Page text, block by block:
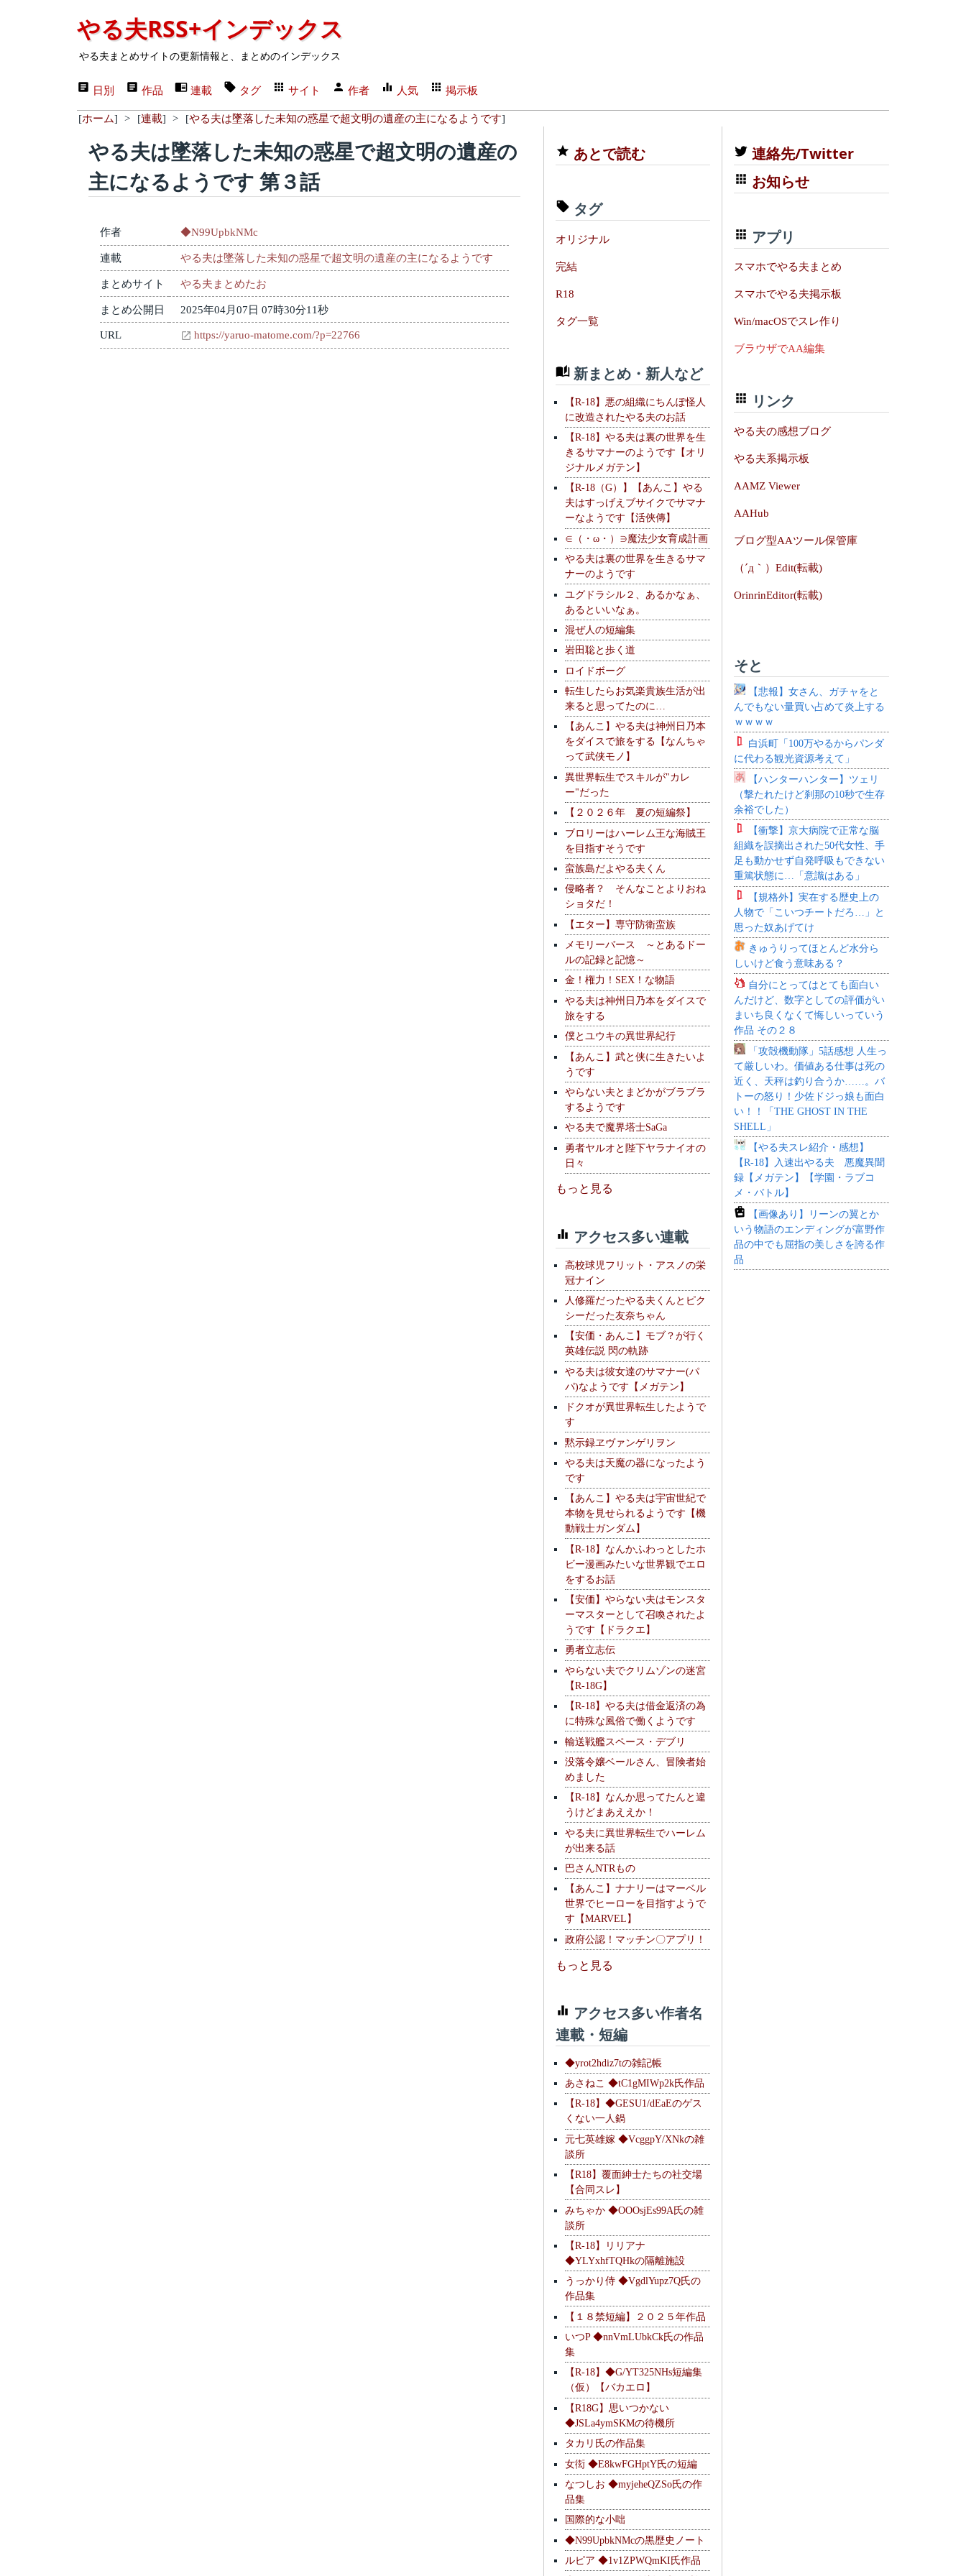
やる夫RSS+インデックス
やる夫まとめサイトの更新情報と、まとめのインデックス
日別 作品 連載 タグ サイト 作者 人気 掲示板
[ホーム] > [連載] > [やる夫は墜落した未知の惑星で超文明の遺産の主になるようです]
やる夫は墜落した未知の惑星で超文明の遺産の
主になるようです 第３話
作者 ◆N99UpbkNMc
連載 やる夫は墜落した未知の惑星で超文明の遺産の主になるようです
まとめサイト やる夫まとめたお
まとめ公開日 2025年04月07日 07時30分11秒
URL https://yaruo-matome.com/?p=22766
あとで読む
タグ
オリジナル
完結
R18
タグ一覧
新まとめ・新人など
【R-18】悪の組織にちんぽ怪人
に改造されたやる夫のお話
【R-18】やる夫は裏の世界を生
きるサマナーのようです【オリ
ジナルメガテン】
【R-18（G）】【あんこ】やる
夫はすっげえブサイクでサマナ
ーなようです【活俠傳】
∈（・ω・）∋魔法少女育成計画
やる夫は裏の世界を生きるサマ
ナーのようです
ユグドラシル２、あるかなぁ、
あるといいなぁ。
混ぜ人の短編集
岩田聡と歩く道
ロイドボーグ
転生したらお気楽貴族生活が出
来ると思ってたのに…
【あんこ】やる夫は神州日乃本
をダイスで旅をする【なんちゃ
って武侠モノ】
異世界転生でスキルが"カレ
ー"だった
【２０２６年 夏の短編祭】
ブロリーはハーレム王な海賊王
を目指すそうです
蛮族島だよやる夫くん
侵略者？ そんなことよりおね
ショタだ！
【エター】専守防衛蛮族
メモリーバース ～とあるドー
ルの記録と記憶～
金！権力！SEX！な物語
やる夫は神州日乃本をダイスで
旅をする
僕とユウキの異世界紀行
【あんこ】武と侠に生きたいよ
うです
やらない夫とまどかがブラブラ
するようです
やる夫で魔界塔士SaGa
勇者ヤルオと陛下ヤラナイオの
日々
もっと見る
アクセス多い連載
高校球児フリット・アスノの栄
冠ナイン
人修羅だったやる夫くんとピク
シーだった友奈ちゃん
【安価・あんこ】モブ？が行く
英雄伝説 閃の軌跡
やる夫は彼女達のサマナー(パ
パ)なようです【メガテン】
ドクオが異世界転生したようで
す
黙示録ヱヴァンゲリヲン
やる夫は天魔の器になったよう
です
【あんこ】やる夫は宇宙世紀で
本物を見せられるようです【機
動戦士ガンダム】
【R-18】なんかふわっとしたホ
ビー漫画みたいな世界観でエロ
をするお話
【安価】やらない夫はモンスタ
ーマスターとして召喚されたよ
うです【ドラクエ】
勇者立志伝
やらない夫でクリムゾンの迷宮
【R-18G】
【R-18】やる夫は借金返済の為
に特殊な風俗で働くようです
輸送戦艦スペース・デブリ
没落令嬢ベールさん、冒険者始
めました
【R-18】なんか思ってたんと違
うけどまあええか！
やる夫に異世界転生でハーレム
が出来る話
巴さんNTRもの
【あんこ】ナナリーはマーベル
世界でヒーローを目指すようで
す【MARVEL】
政府公認！マッチン〇アプリ！
もっと見る
アクセス多い作者名
連載・短編
◆yrot2hdiz7tの雑記帳
あさねこ ◆tC1gMIWp2k氏作品
【R-18】◆GESU1/dEaEのゲス
くない一人鍋
元七英雄嫁 ◆VcggpY/XNkの雑
談所
【R18】覆面紳士たちの社交場
【合同スレ】
みちゃか ◆OOOsjEs99A氏の雑
談所
【R-18】リリアナ
◆YLYxhfTQHkの隔離施設
うっかり侍 ◆VgdlYupz7Q氏の
作品集
【１８禁短編】２０２５年作品
いつP ◆nnVmLUbkCk氏の作品
集
【R-18】◆G/YT325NHs短編集
（仮）【バカエロ】
【R18G】思いつかない
◆JSLa4ymSKMの待機所
タカリ氏の作品集
女衒 ◆E8kwFGHptY氏の短編
なつしお ◆myjeheQZSo氏の作
品集
国際的な小咄
◆N99UpbkNMcの黒歴史ノート
ルピア ◆1v1ZPWQmKI氏作品
連絡先/Twitter
お知らせ
アプリ
スマホでやる夫まとめ
スマホでやる夫掲示板
Win/macOSでスレ作り
ブラウザでAA編集
リンク
やる夫の感想ブログ
やる夫系掲示板
AAMZ Viewer
AAHub
ブログ型AAツール保管庫
（´д｀）Edit(転載)
OrinrinEditor(転載)
そと
【悲報】女さん、ガチャをと
んでもない量買い占めて炎上する
ｗｗｗｗ
白浜町「100万やるからパンダ
に代わる観光資源考えて」
【ハンターハンター】ツェリ
（撃たれたけど刹那の10秒で生存
余裕でした）
【衝撃】京大病院で正常な脳
組織を誤摘出された50代女性、手
足も動かせず自発呼吸もできない
重篤状態に…「意識はある」
【規格外】実在する歴史上の
人物で「こいつチートだろ…」と
思った奴あげてけ
きゅうりってほとんど水分ら
しいけど食う意味ある？
自分にとってはとても面白い
んだけど、数字としての評価がい
まいち良くなくて悔しいっていう
作品 その２８
「攻殻機動隊」5話感想 人生っ
て厳しいわ。価値ある仕事は死の
近く、天秤は釣り合うか……。バ
トーの怒り！少佐ドジっ娘も面白
い！！「THE GHOST IN THE
SHELL」
【やる夫スレ紹介・感想】
【R-18】入速出やる夫 悪魔異聞
録【メガテン】【学園・ラブコ
メ・バトル】
【画像あり】リーンの翼とか
いう物語のエンディングが富野作
品の中でも屈指の美しさを誇る作
品